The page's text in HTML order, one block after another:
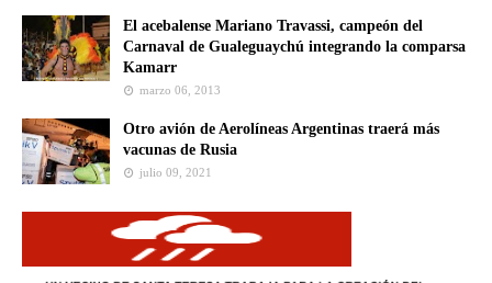
El acebalense Mariano Travassi, campeón del
Carnaval de Gualeguaychú integrando la comparsa
Kamarr
marzo 06, 2013
Otro avión de Aerolíneas Argentinas traerá más
vacunas de Rusia
julio 09, 2021